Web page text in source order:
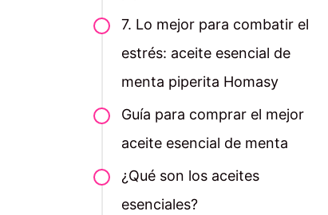
7. Lo mejor para combatir el
estrés: aceite esencial de
menta piperita Homasy
Guía para comprar el mejor
aceite esencial de menta
¿Qué son los aceites
esenciales?